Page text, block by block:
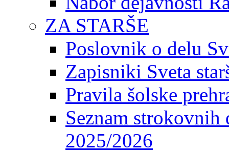
ZA STARŠE
Poslovnik o delu
Zapisniki Sveta
Pravila šolske
Seznam
2025/2026